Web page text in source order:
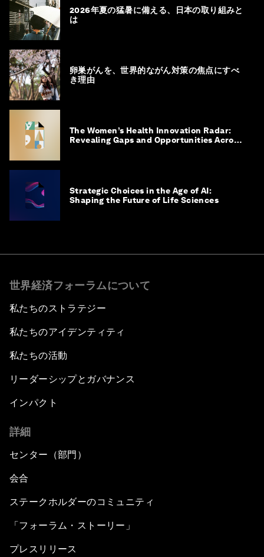
2026年夏の猛暑に備える、日本の取り組みと
は
卵巣がんを、世界的ながん対策の焦点にすべ
き理由
The Women’s Health Innovation Radar:
Revealing Gaps and Opportunities Across
Strategic Choices in the Age of AI:
Shaping the Future of Life Sciences
世界経済フォーラムについて
私たちのストラテジー
私たちのアイデンティティ
私たちの活動
リーダーシップとガバナンス
インパクト
詳細
センター（部門）
会合
ステークホルダーのコミュニティ
「フォーラム・ストーリー」
プレスリリース